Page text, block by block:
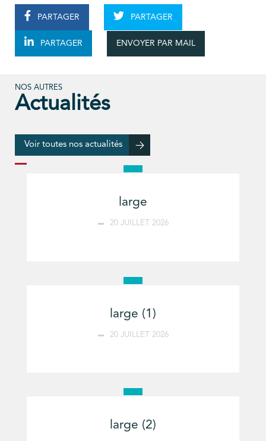
PARTAGER PARTAGER
PARTAGER ENVOYER PAR MAIL
NOS AUTRES
Actualités
Voir toutes nos actualités
large
20 JUILLET 2026
large (1)
20 JUILLET 2026
large (2)